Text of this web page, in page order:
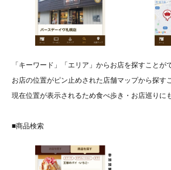
「キーワード」「エリア」からお店を探すことが
お店の位置がピン止めされた店舗マップから探す
現在位置が表示されるため食べ歩き・お店巡りに
■商品検索